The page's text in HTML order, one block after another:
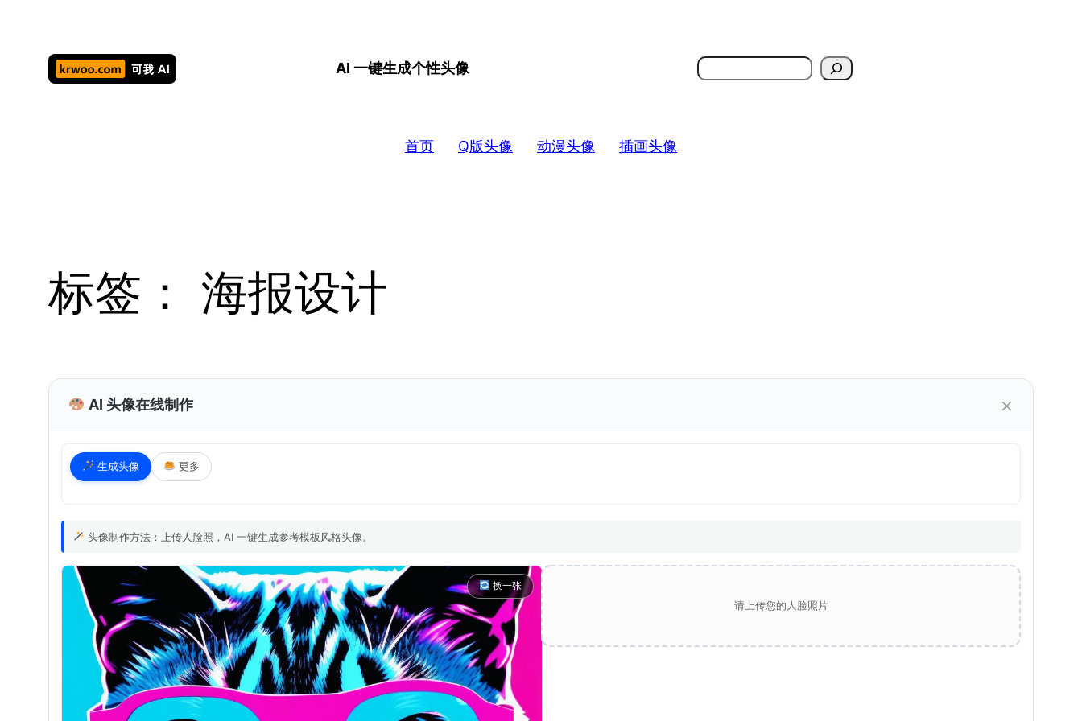
AI 一键生成个性头像
搜
索
首页 Q版头像 动漫头像 插画头像
标签： 海报设计
AI 头像在线制作 ×
生成头像 更多
头像制作方法：上传人脸照，AI 一键生成参考模板风格头像。
换一张
请上传您的人脸照片